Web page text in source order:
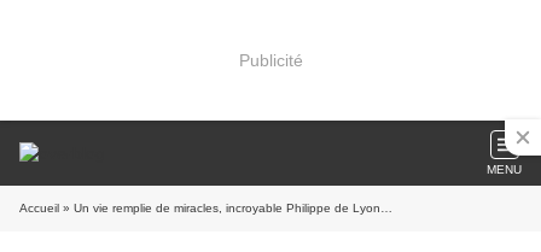
Publicité
MENU
Accueil » Un vie remplie de miracles, incroyable Philippe de Lyon…